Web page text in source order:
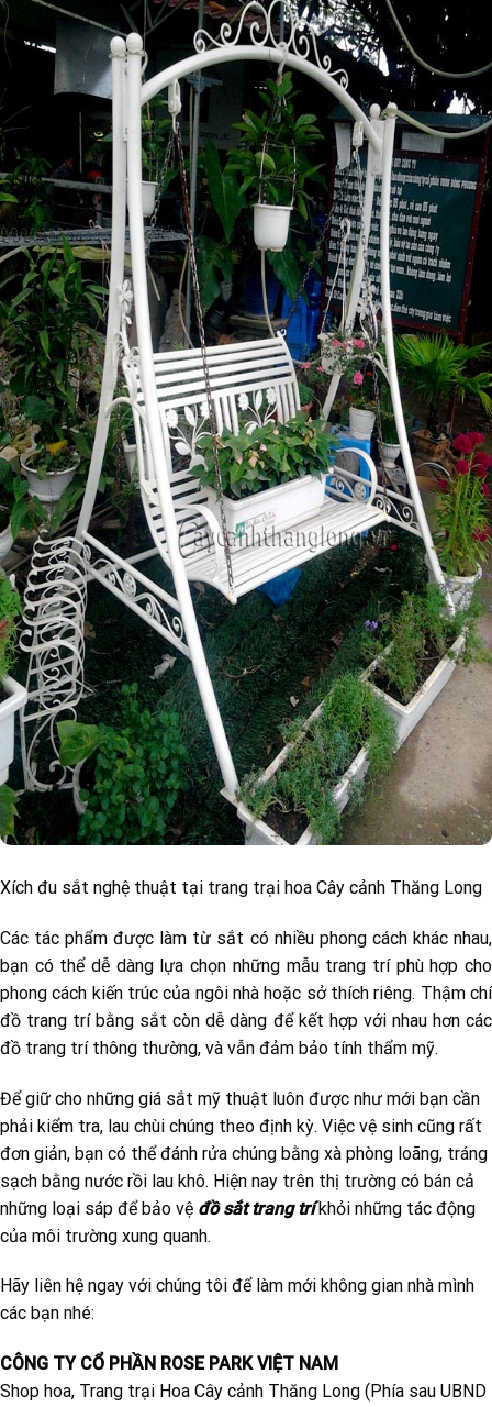
Xích đu sắt nghệ thuật tại trang trại hoa Cây cảnh Thăng Long
Các tác phẩm được làm từ sắt có nhiều phong cách khác nhau,
bạn có thể dễ dàng lựa chọn những mẫu trang trí phù hợp cho
phong cách kiến trúc của ngôi nhà hoặc sở thích riêng. Thậm chí
đồ trang trí bằng sắt còn dễ dàng để kết hợp với nhau hơn các
đồ trang trí thông thường, và vẫn đảm bảo tính thẩm mỹ.
Để giữ cho những giá sắt mỹ thuật luôn được như mới bạn cần
phải kiểm tra, lau chùi chúng theo định kỳ. Việc vệ sinh cũng rất
đơn giản, bạn có thể đánh rửa chúng bằng xà phòng loãng, tráng
sạch bằng nước rồi lau khô. Hiện nay trên thị trường có bán cả
những loại sáp để bảo vệ đồ sắt trang tríkhỏi những tác động
của môi trường xung quanh.
Hãy liên hệ ngay với chúng tôi để làm mới không gian nhà mình
các bạn nhé:
CÔNG TY CỔ PHẦN ROSE PARK VIỆT NAM
Shop hoa, Trang trại Hoa Cây cảnh Thăng Long (Phía sau UBND